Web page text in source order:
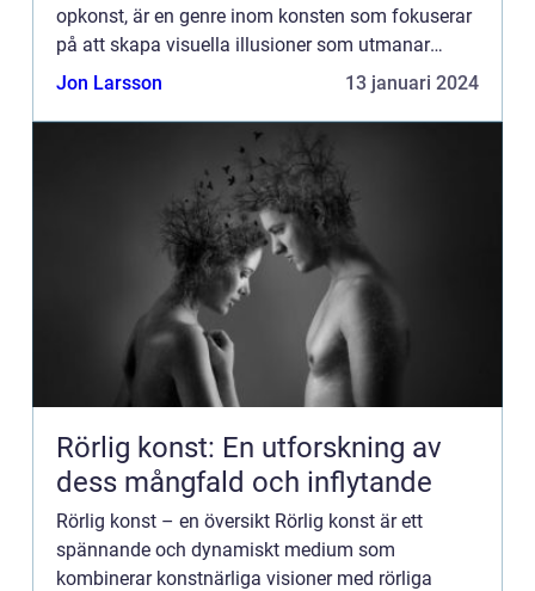
opkonst, är en genre inom konsten som fokuserar
på att skapa visuella illusioner som utmanar
betraktarens sinnesuppfattning. Med hjälp av
Jon Larsson 13 januari 2024
Rörlig konst: En utforskning av
dess mångfald och inflytande
Rörlig konst – en översikt Rörlig konst är ett
spännande och dynamiskt medium som
kombinerar konstnärliga visioner med rörliga